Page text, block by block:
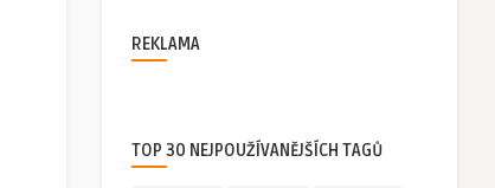
REKLAMA
TOP 30 NEJPOUŽÍVANĚJŠÍCH TAGŮ